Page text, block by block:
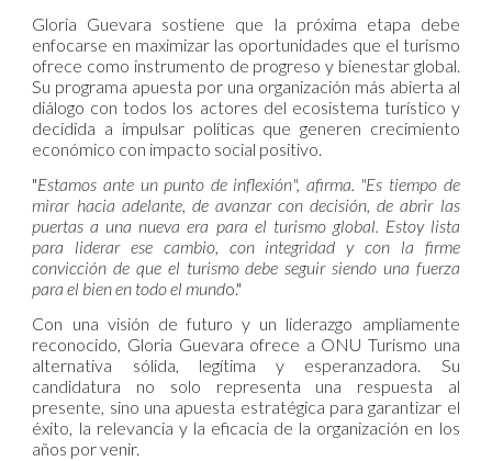
Gloria Guevara sostiene que la próxima etapa debe
enfocarse en maximizar las oportunidades que el turismo
ofrece como instrumento de progreso y bienestar global.
Su programa apuesta por una organización más abierta al
diálogo con todos los actores del ecosistema turístico y
decidida a impulsar políticas que generen crecimiento
económico con impacto social positivo.
"Estamos ante un punto de inflexión", afirma. "Es tiempo de
mirar hacia adelante, de avanzar con decisión, de abrir las
puertas a una nueva era para el turismo global. Estoy lista
para liderar ese cambio, con integridad y con la firme
convicción de que el turismo debe seguir siendo una fuerza
para el bien en todo el mundo."
Con una visión de futuro y un liderazgo ampliamente
reconocido, Gloria Guevara ofrece a ONU Turismo una
alternativa sólida, legítima y esperanzadora. Su
candidatura no solo representa una respuesta al
presente, sino una apuesta estratégica para garantizar el
éxito, la relevancia y la eficacia de la organización en los
años por venir.